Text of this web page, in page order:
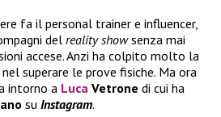
fa il personal trainer e influencer,
del reality showsenza mai
accese. Anzi ha colpito molto la
superare le prove fisiche. Ma ora
intorno a Luca Vetrone di cui ha
su Instagram.